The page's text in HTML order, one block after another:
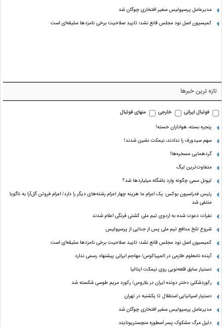
مدیرعامل پرسپولیس سفیر افتخاری چوگان شد
کمیسیون اصل نود مجلس قانع نشد؛ تایید صلاحیت برخی نامزدها سلیقه‌ای است
تازه ترین خبرها
فوتبال ایرانی خارجی
منهای فوتبال
پنجره بسته، هواداران خسته!
سهم سیدورف را ندادند، نیمکت نشین شدند!
گردهمایی مسخره‌ها!
متفاوت‌ترین لیگ
لیونل مسی چگونه وارد باشگاه میلیاردها شد؟
رئیس فدراسیون بوکس: یک اعزام ما هزینه چهار اعزام رشته‌های دیگر را دارد/ اعزام فروتن گل‌آرا به ناگویا
منتفی شد
نفرات دعوت شده به اردوی تیم ملی کشتی فرنگی اعلام شدند
شروع تلخ مدافع تیم ملی پس از جدایی از پرسپولیس
کمیسیون اصل نود مجلس قانع نشد؛ تایید صلاحیت برخی نامزدها سلیقه‌ای است
آینده نامعلوم طارمی در المپیاکوس/ مهاجم ایرانی پیشنهاد رسمی ندارد
دستیار سابق قلعه‌نویی روی نیمکت ایتالیا
رکوردشکنی دختر دونده ایران در بلاروس/ رکورد مریم طوسی شکسته شد
دستیار اسپانیایی استقلال تا یکشنبه در تهران
مدیرعامل پرسپولیس سفیر افتخاری چوگان شد
دلیل مرگ مشکوک پسر اسطوره منچستریونایتد